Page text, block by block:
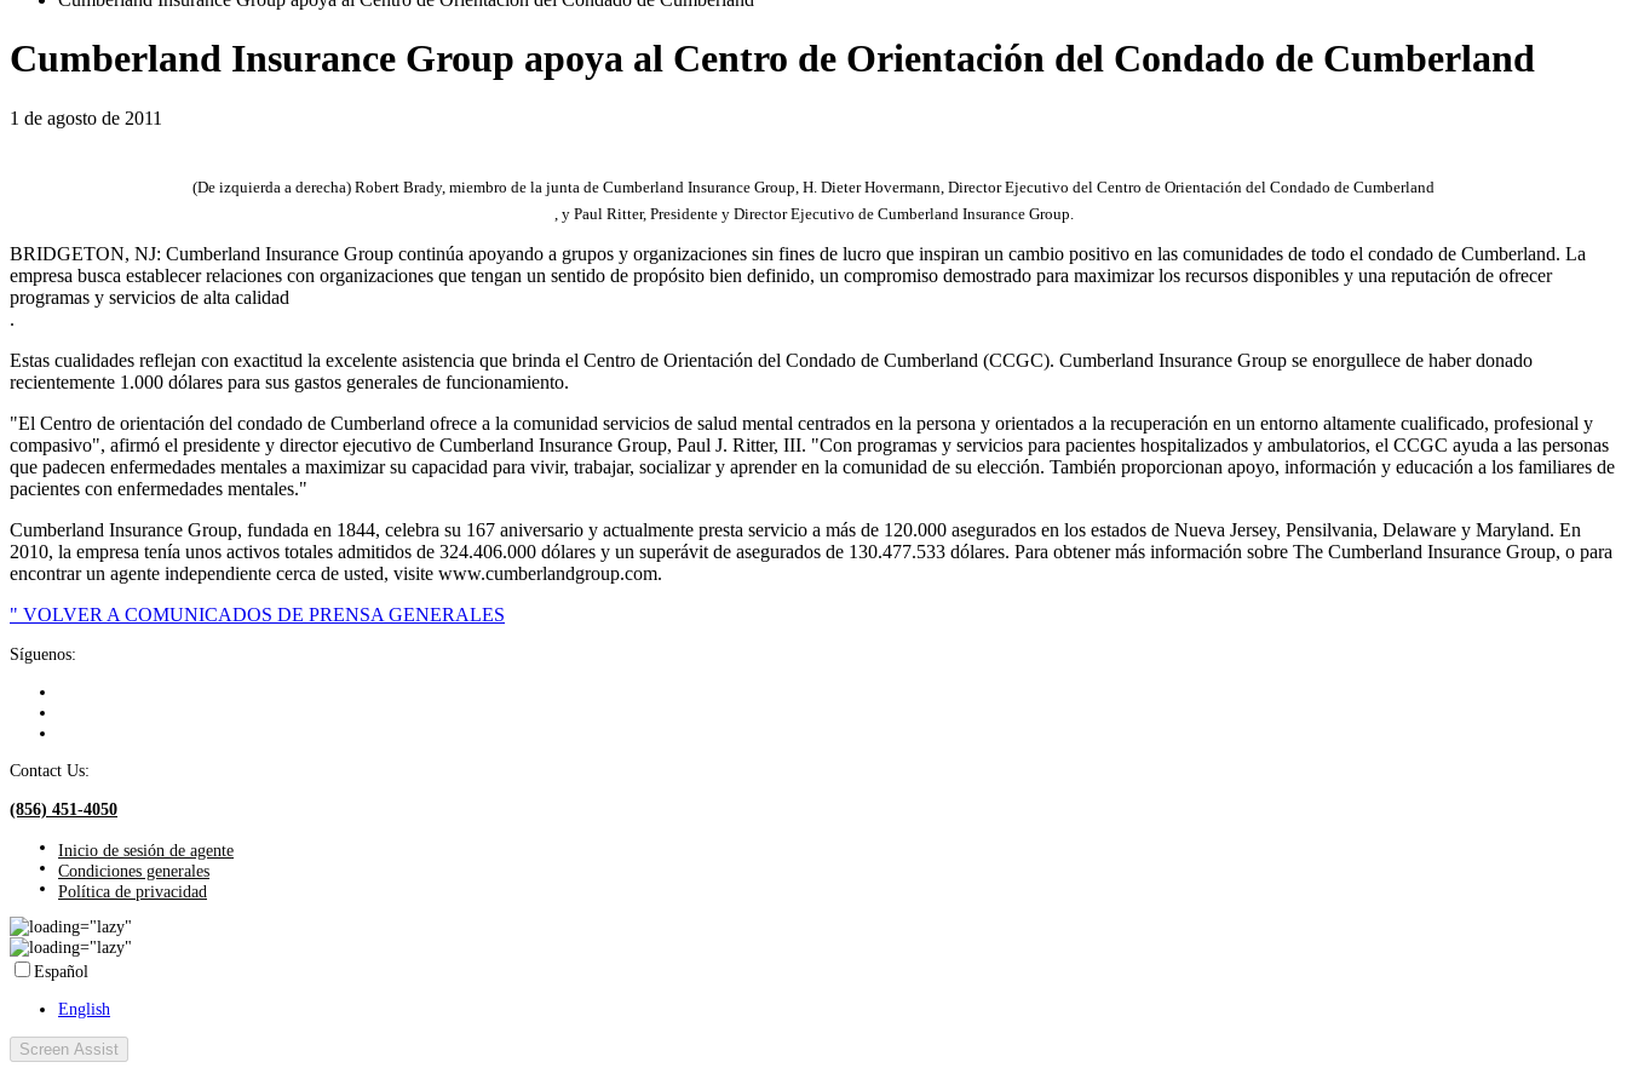
Cumberland Insurance Group apoya al Centro de Orientación del Condado de Cumberland
1 de agosto de 2011
(De izquierda a derecha) Robert Brady, miembro de la junta de Cumberland Insurance Group, H. Dieter Hovermann, Director Ejecutivo del Centro de Orientación del Condado de Cumberland
, y Paul Ritter, Presidente y Director Ejecutivo de Cumberland Insurance Group.
BRIDGETON, NJ: Cumberland Insurance Group continúa apoyando a grupos y organizaciones sin fines de lucro que inspiran un cambio positivo en las comunidades de todo el condado de Cumberland. La
empresa busca establecer relaciones con organizaciones que tengan un sentido de propósito bien definido, un compromiso demostrado para maximizar los recursos disponibles y una reputación de ofrecer
programas y servicios de alta calidad
.
Estas cualidades reflejan con exactitud la excelente asistencia que brinda el Centro de Orientación del Condado de Cumberland (CCGC). Cumberland Insurance Group se enorgullece de haber donado
recientemente 1.000 dólares para sus gastos generales de funcionamiento.
"El Centro de orientación del condado de Cumberland ofrece a la comunidad servicios de salud mental centrados en la persona y orientados a la recuperación en un entorno altamente cualificado, profesional y
compasivo", afirmó el presidente y director ejecutivo de Cumberland Insurance Group, Paul J. Ritter, III. "Con programas y servicios para pacientes hospitalizados y ambulatorios, el CCGC ayuda a las personas
que padecen enfermedades mentales a maximizar su capacidad para vivir, trabajar, socializar y aprender en la comunidad de su elección. También proporcionan apoyo, información y educación a los familiares de
pacientes con enfermedades mentales."
Cumberland Insurance Group, fundada en 1844, celebra su 167 aniversario y actualmente presta servicio a más de 120.000 asegurados en los estados de Nueva Jersey, Pensilvania, Delaware y Maryland. En
2010, la empresa tenía unos activos totales admitidos de 324.406.000 dólares y un superávit de asegurados de 130.477.533 dólares. Para obtener más información sobre The Cumberland Insurance Group, o para
encontrar un agente independiente cerca de usted, visite www.cumberlandgroup.com.
" VOLVER A COMUNICADOS DE PRENSA GENERALES
Síguenos:
Contact Us:
(856) 451-4050
Inicio de sesión de agente
Condiciones generales
Política de privacidad
Español
English
Screen Assist